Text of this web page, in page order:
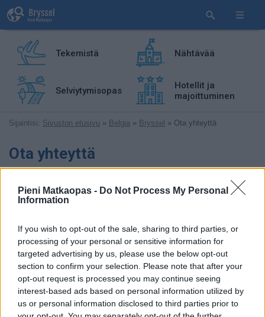
Pieni Matkaopas - Do Not Process My Personal
Information
If you wish to opt-out of the sale, sharing to third parties, or
processing of your personal or sensitive information for
targeted advertising by us, please use the below opt-out
section to confirm your selection. Please note that after your
opt-out request is processed you may continue seeing
interest-based ads based on personal information utilized by
us or personal information disclosed to third parties prior to
Tekemistä Nähtävää
Selviytymisopas
Hotellit ja
majoittuminen
Sijaintisi: Sivuston etusivu » Belgia » Bryssel » Ota yhteyttä
Ota yhteyttä
Otamme mielellämme vastaan palautetta: Risuja, ruusuja,
vinkkejä, omia matkakokemuksiasi, ehdotuksia, jne.
sähköpostia osoitteeseen:
Voit myös käyttää alla olevaa yhteydenottolomaketta
Mitä asiasi koskee:
Haluan kirjoittaa Pieneen matkaoppaaseen